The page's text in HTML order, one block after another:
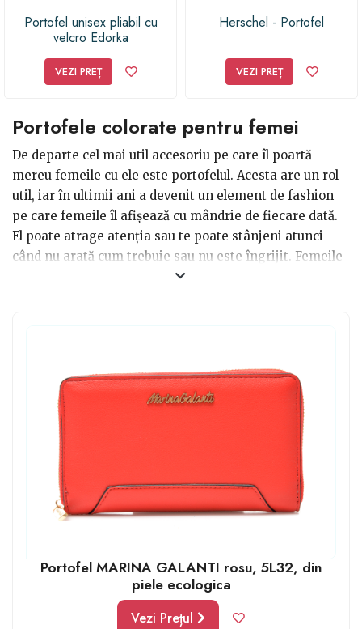
Portofel unisex pliabil cu
velcro Edorka
VEZI PREȚ
Herschel - Portofel
VEZI PREȚ
Portofele colorate pentru femei
De departe cel mai util accesoriu pe care îl poartă
mereu femeile cu ele este portofelul. Acesta are un rol
util, iar în ultimii ani a devenit un element de fashion
pe care femeile îl afișează cu mândrie de fiecare dată.
El poate atrage atenția sau te poate stânjeni atunci
când nu arată cum trebuie sau nu este îngrijit. Femeile
sunt atente la detalii și analizează totul mai mult. Atunci
Portofel MARINA GALANTI rosu, 5L32, din
piele ecologica
Vezi Prețul